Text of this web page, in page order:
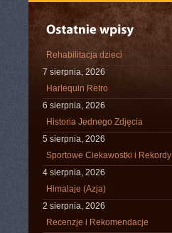
Rehabilitacja dzieci
7 sierpnia, 2026
Harlequin Retro
6 sierpnia, 2026
Historia Jednego Zdjęcia
5 sierpnia, 2026
Sportowe Ciekawostki i Rekordy
4 sierpnia, 2026
Himalaje (Azja)
2 sierpnia, 2026
Recenzje i Rekomendacje